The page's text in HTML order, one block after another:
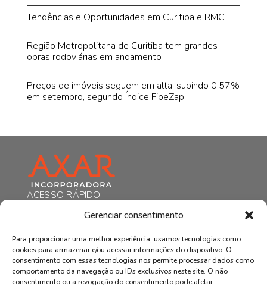
Gerenciar consentimento
Para proporcionar uma melhor experiência, usamos tecnologias como
cookies para armazenar e/ou acessar informações do dispositivo. O
consentimento com essas tecnologias nos permite processar dados como
comportamento da navegação ou IDs exclusivos neste site. O não
consentimento ou a revogação do consentimento pode afetar
Tendências e Oportunidades em Curitiba e RMC
Região Metropolitana de Curitiba tem grandes
obras rodoviárias em andamento
Preços de imóveis seguem em alta, subindo 0,57%
em setembro, segundo Índice FipeZap
ACESSO RÁPIDO
EMPREENDIMENTOS
NOTÍCIAS
CONTATO
POLÍTICA DE PRIVACIDADE